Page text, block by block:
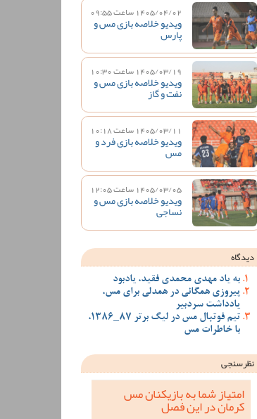
1405/04/02 ساعت 09:55
ویدیو خلاصه بازی مس و
پارس
1405/03/19 ساعت 10:30
ویدیو خلاصه بازی مس و
نفت و گاز
1405/03/11 ساعت 10:18
ویدیو خلاصه بازی فرد و
مس
1405/03/05 ساعت 12:05
ویدیو خلاصه بازی مس و
نساجی
دیدگاه
به یاد مهدی محمدی فقید، یادبود
پیروزی همگانی در همدلی برای مس،
یادداشت سردبیر
تیم فوتبال مس در لیگ برتر 87_1386،
با خاطرات مس
نظرسنجی
امتیاز شما به بازیکنان مس
کرمان در این فصل